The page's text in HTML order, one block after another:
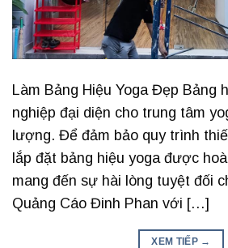
Làm Bảng Hiệu Yoga Đẹp Bảng
nghiệp đại diện cho trung tâm
lượng. Để đảm bảo quy trình
lắp đặt bảng hiệu yoga được
mang đến sự hài lòng tuyệt đối
Quảng Cáo Đinh Phan với […]
XEM TIẾP →